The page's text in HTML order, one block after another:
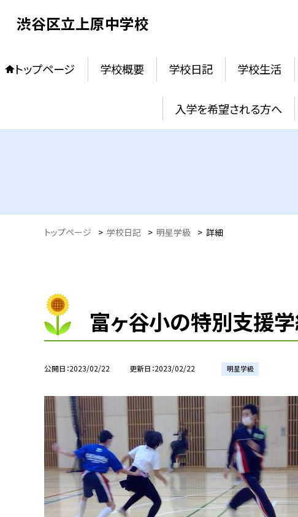
渋谷区立上原中学校
トップページ 学校概要 学校日記 学校生活
入学を希望される方へ
トップページ > 学校日記 > 明星学級 > 詳細
富ヶ谷小の特別支援学
公開日 2023/02/22 更新日 2023/02/22 明星学級